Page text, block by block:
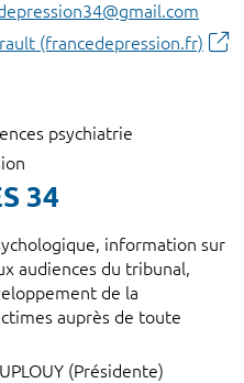
(francedepression.fr)
psychiatrie
34
information sur
audiences du tribunal,
de la
auprès de toute
(Présidente)